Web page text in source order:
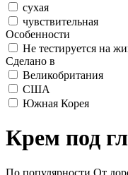
сухая
чувствительная
Особенности
Не тестируется на
Сделано в
Великобритания
США
Южная Корея
Крем под
По популярности От